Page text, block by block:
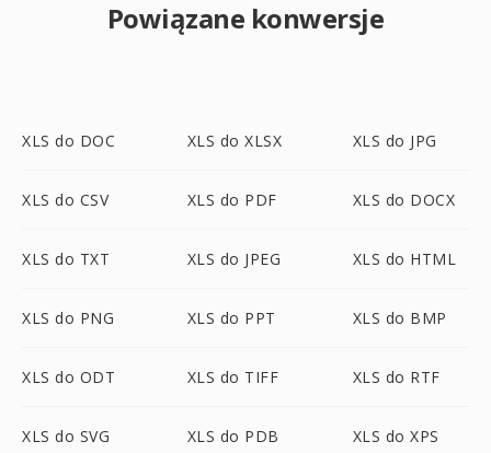
Powiązane konwersje
XLS do DOC XLS do XLSX XLS do JPG
XLS do CSV XLS do PDF XLS do DOCX
XLS do TXT XLS do JPEG XLS do HTML
XLS do PNG XLS do PPT XLS do BMP
XLS do ODT XLS do TIFF XLS do RTF
XLS do SVG XLS do PDB XLS do XPS